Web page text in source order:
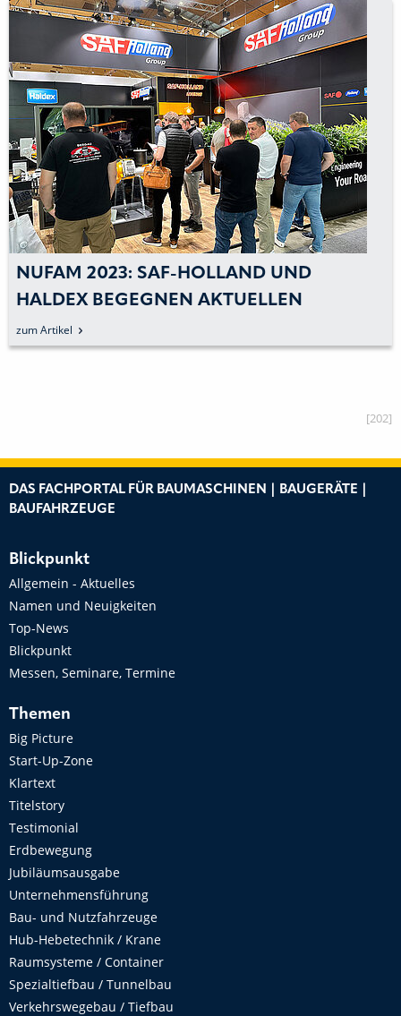
NUFAM 2023: SAF-HOLLAND UND
HALDEX BEGEGNEN AKTUELLEN
MOBILITÄTSTRENDS
zum Artikel
[202]
DAS FACHPORTAL FÜR BAUMASCHINEN | BAUGERÄTE |
BAUFAHRZEUGE
Blickpunkt
Allgemein - Aktuelles
Namen und Neuigkeiten
Top-News
Blickpunkt
Messen, Seminare, Termine
Themen
Big Picture
Start-Up-Zone
Klartext
Titelstory
Testimonial
Erdbewegung
Jubiläumsausgabe
Unternehmensführung
Bau- und Nutzfahrzeuge
Hub-Hebetechnik / Krane
Raumsysteme / Container
Spezialtiefbau / Tunnelbau
Verkehrswegebau / Tiefbau